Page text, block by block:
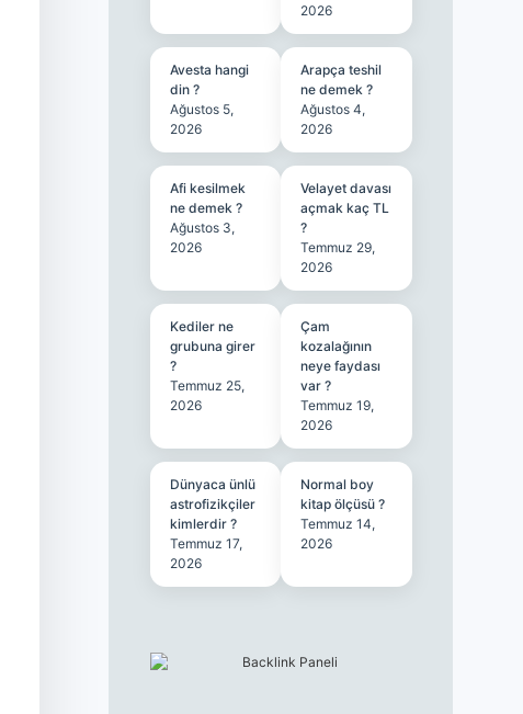
2026
Avesta hangi
din ?
Ağustos 5,
2026
Arapça teshil
ne demek ?
Ağustos 4,
2026
Afi kesilmek
ne demek ?
Ağustos 3,
2026
Velayet davası
açmak kaç TL
?
Temmuz 29,
2026
Kediler ne
grubuna girer
?
Temmuz 25,
2026
Çam
kozalağının
neye faydası
var ?
Temmuz 19,
2026
Dünyaca ünlü
astrofizikçiler
kimlerdir ?
Temmuz 17,
2026
Normal boy
kitap ölçüsü ?
Temmuz 14,
2026